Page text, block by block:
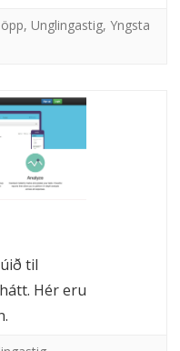
, Unglingastig, Yngsta
til
Hér eru